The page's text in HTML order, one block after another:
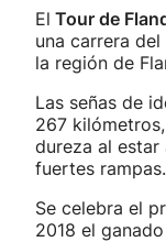
El Tour de
una carrera del
la región de
Las señas de
267
dureza al estar
fuertes rampas.
Se celebra el
2018 el